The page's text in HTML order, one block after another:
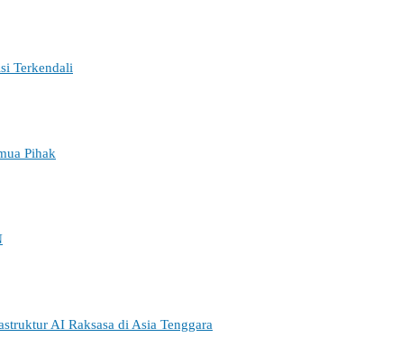
Terkendali
Pihak
AI Raksasa di Asia Tenggara